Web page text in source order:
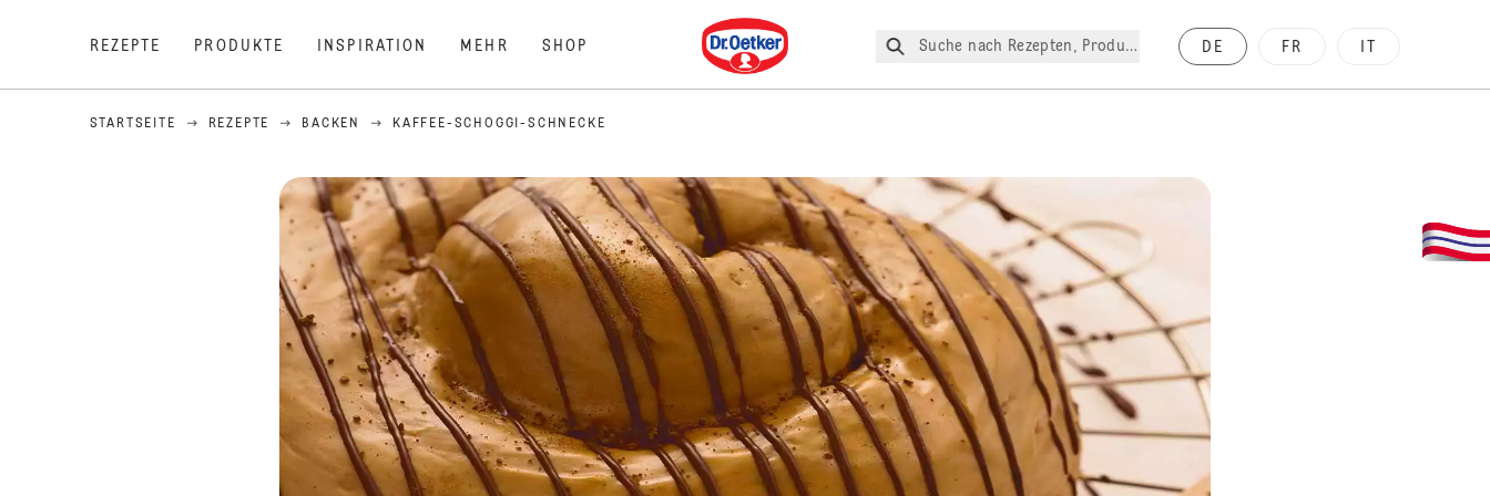
REZEPTE PRODUKTE INSPIRATION MEHR SHOP
Dr. Oetker
Suche nach Rezepten, Produkte, etc. DE FR
STARTSEITE REZEPTE BACKEN KAFFEE-SCHOGGI-SCHNECKE